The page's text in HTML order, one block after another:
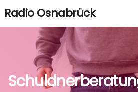
Radio Osnabrück